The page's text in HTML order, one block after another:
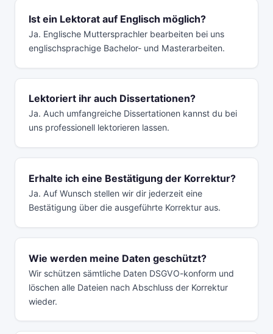
Ist ein Lektorat auf Englisch möglich?
Ja. Englische Muttersprachler bearbeiten bei uns
englischsprachige Bachelor- und Masterarbeiten.
Lektoriert ihr auch Dissertationen?
Ja. Auch umfangreiche Dissertationen kannst du bei
uns professionell lektorieren lassen.
Erhalte ich eine Bestätigung der Korrektur?
Ja. Auf Wunsch stellen wir dir jederzeit eine
Bestätigung über die ausgeführte Korrektur aus.
Wie werden meine Daten geschützt?
Wir schützen sämtliche Daten DSGVO-konform und
löschen alle Dateien nach Abschluss der Korrektur
wieder.